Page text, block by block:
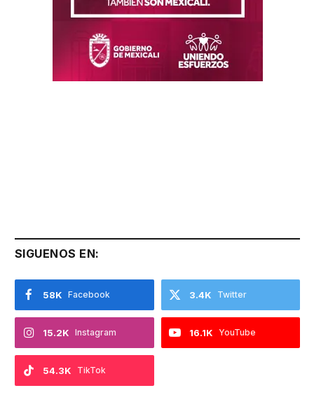
SIGUENOS EN:
Facebook
58K Twitter
3.4K
Instagram
15.2K YouTube
16.1K
TikTok
54.3K